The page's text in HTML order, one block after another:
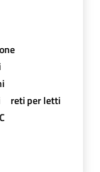
reti per letti